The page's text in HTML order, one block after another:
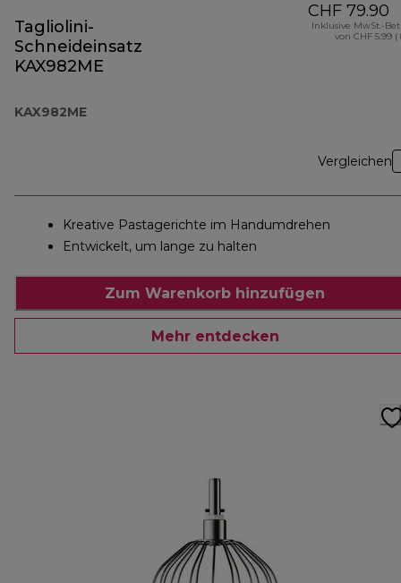
Tagliolini-
Schneideinsatz
KAX982ME
KAX982ME
CHF 79.90
Inklusive MwSt.-
von CHF 5.99 (
Vergleichen
Kreative Pastagerichte im Handumdrehen
Entwickelt, um lange zu halten
Zum Warenkorb hinzufügen
Mehr entdecken